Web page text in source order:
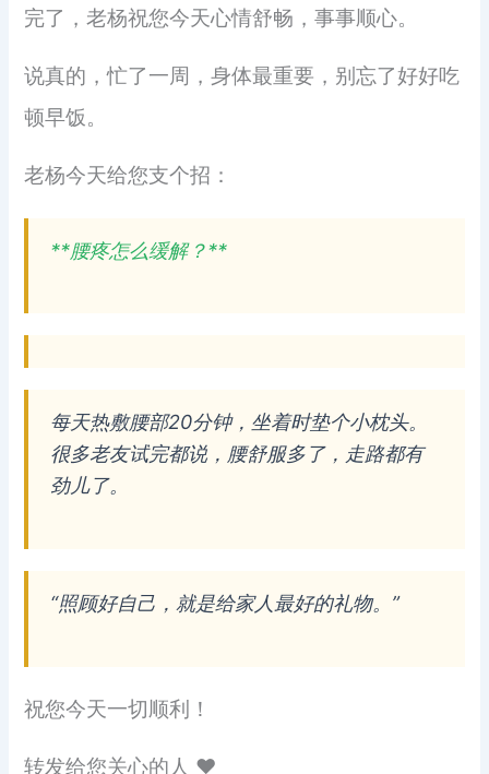
完了，老杨祝您今天心情舒畅，事事顺心。
说真的，忙了一周，身体最重要，别忘了好好吃
顿早饭。
老杨今天给您支个招：
**腰疼怎么缓解？**
每天热敷腰部20分钟，坐着时垫个小枕头。
很多老友试完都说，腰舒服多了，走路都有
劲儿了。
“照顾好自己，就是给家人最好的礼物。”
祝您今天一切顺利！
转发给您关心的人 ❤️